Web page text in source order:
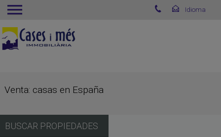
Venta: casas en España
BUSCAR PROPIEDADES